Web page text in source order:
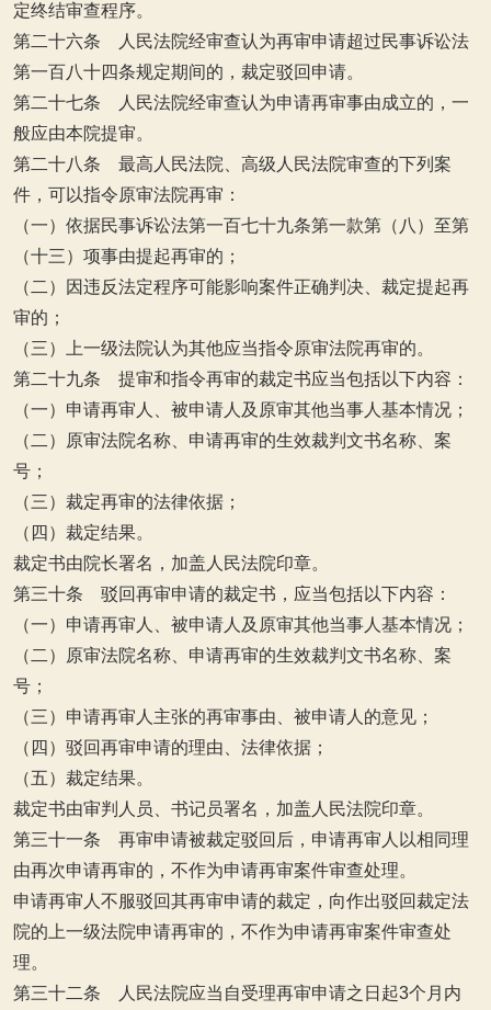
定终结审查程序。
第二十六条 人民法院经审查认为再审申请超过民事诉讼法
第一百八十四条规定期间的，裁定驳回申请。
第二十七条 人民法院经审查认为申请再审事由成立的，一
般应由本院提审。
第二十八条 最高人民法院、高级人民法院审查的下列案
件，可以指令原审法院再审：
（一）依据民事诉讼法第一百七十九条第一款第（八）至第
（十三）项事由提起再审的；
（二）因违反法定程序可能影响案件正确判决、裁定提起再
审的；
（三）上一级法院认为其他应当指令原审法院再审的。
第二十九条 提审和指令再审的裁定书应当包括以下内容：
（一）申请再审人、被申请人及原审其他当事人基本情况；
（二）原审法院名称、申请再审的生效裁判文书名称、案
号；
（三）裁定再审的法律依据；
（四）裁定结果。
裁定书由院长署名，加盖人民法院印章。
第三十条 驳回再审申请的裁定书，应当包括以下内容：
（一）申请再审人、被申请人及原审其他当事人基本情况；
（二）原审法院名称、申请再审的生效裁判文书名称、案
号；
（三）申请再审人主张的再审事由、被申请人的意见；
（四）驳回再审申请的理由、法律依据；
（五）裁定结果。
裁定书由审判人员、书记员署名，加盖人民法院印章。
第三十一条 再审申请被裁定驳回后，申请再审人以相同理
由再次申请再审的，不作为申请再审案件审查处理。
申请再审人不服驳回其再审申请的裁定，向作出驳回裁定法
院的上一级法院申请再审的，不作为申请再审案件审查处
理。
第三十二条 人民法院应当自受理再审申请之日起3个月内